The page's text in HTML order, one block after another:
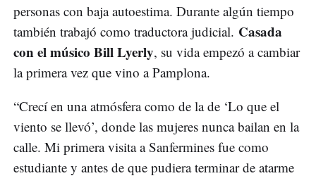
personas con baja autoestima. Durante algún tiempo
también trabajó como traductora judicial. Casada
con el músico Bill Lyerly, su vida empezó a cambiar
la primera vez que vino a Pamplona.
“Crecí en una atmósfera como de la de ‘Lo que el
viento se llevó’, donde las mujeres nunca bailan en la
calle. Mi primera visita a Sanfermines fue como
estudiante y antes de que pudiera terminar de atarme